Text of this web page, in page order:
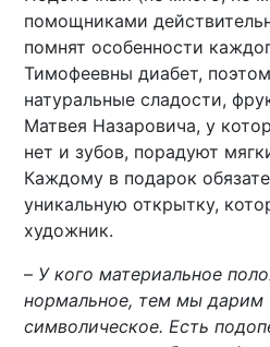
помощниками
помнят особенности
Тимофеевны диабет,
натуральные сладости,
Матвея Назаровича, у
нет и зубов, порадуют
Каждому в подарок
уникальную открытку,
художник.
– У кого материальное
нормальное, тем мы дарим
символическое. Есть